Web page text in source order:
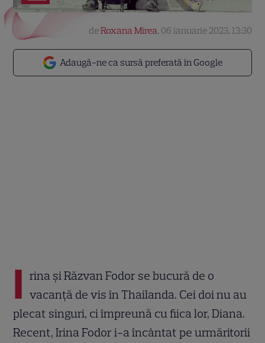
Adaugă-ne ca sursă preferată în Google
deRoxana Mirea, 06 ianuarie 2023, 13:30
I rina și Răzvan Fodor se bucură de o
vacanță de vis în Thailanda. Cei doi nu au
plecat singuri, ci împreună cu fiica lor, Diana.
Recent, Irina Fodor i-a încântat pe urmăritorii